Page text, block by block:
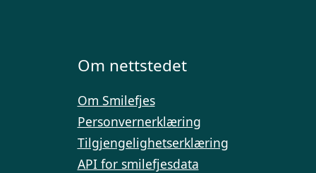
Om nettstedet
Om Smilefjes
Personvernerklæring
Tilgjengelighetserklæring
API for smilefjesdata